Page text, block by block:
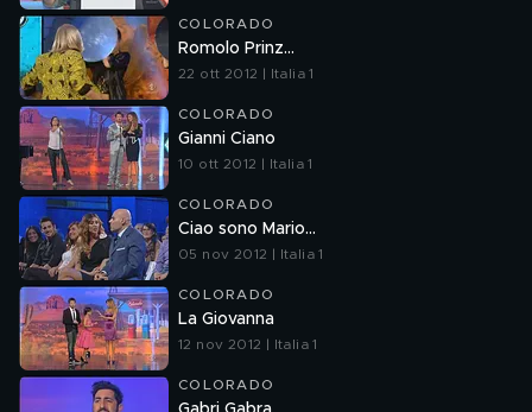
COLORADO
Romolo Prinz...
22 ott 2012 | Italia 1
COLORADO
Gianni Ciano
10 ott 2012 | Italia 1
COLORADO
Ciao sono Mario...
05 nov 2012 | Italia 1
COLORADO
La Giovanna
12 nov 2012 | Italia 1
COLORADO